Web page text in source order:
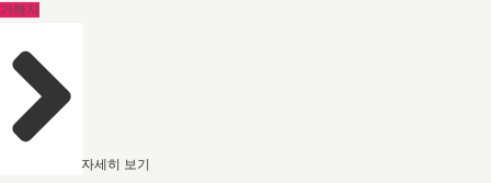
가해자
자세히 보기